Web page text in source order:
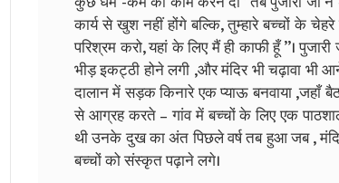
कार्य से खुश नहीं होंगे बल्कि, तुम्हारे बच्चों के
परिश्रम करो, यहां के लिए मैं ही काफी हूँ ’’।
भीड़ इकट्ठी होने लगी ,और मंदिर भी चढ़ावा भी
दालान में सड़क किनारे एक प्याऊ बनवाया ,जहाँ
से आग्रह करते – गांव में बच्चों के लिए एक
थी उनके दुख का अंत पिछले वर्ष तब हुआ जब ,
बच्चों को संस्कृत पढ़ाने लगे।